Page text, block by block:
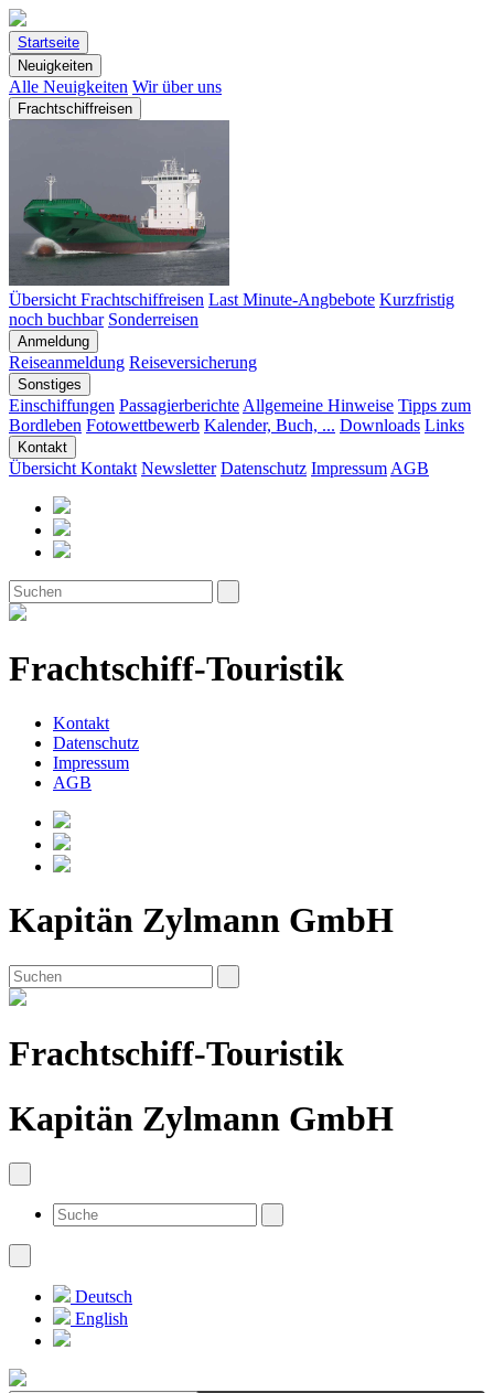
Startseite
Neuigkeiten
Alle Neuigkeiten Wir über uns
Frachtschiffreisen
Übersicht Frachtschiffreisen Last Minute-Angbebote Kurzfristig
noch buchbar Sonderreisen
Anmeldung
Reiseanmeldung Reiseversicherung
Sonstiges
Einschiffungen Passagierberichte Allgemeine Hinweise Tipps zum
Bordleben Fotowettbewerb Kalender, Buch, ... Downloads Links
Kontakt
Übersicht Kontakt Newsletter Datenschutz Impressum AGB
Frachtschiff-Touristik
Kontakt
Datenschutz
Impressum
AGB
Kapitän Zylmann GmbH
Frachtschiff-Touristik
Kapitän Zylmann GmbH
Deutsch
English